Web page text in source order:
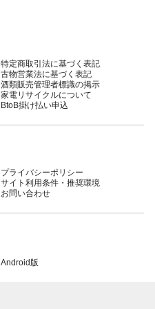
特定商取引法に基づく表記
古物営業法に基づく表記
酒類販売管理者標識の掲示
家電リサイクルについて
BtoB掛け払い申込
プライバシーポリシー
サイト利用条件・推奨環境
お問い合わせ
Android版